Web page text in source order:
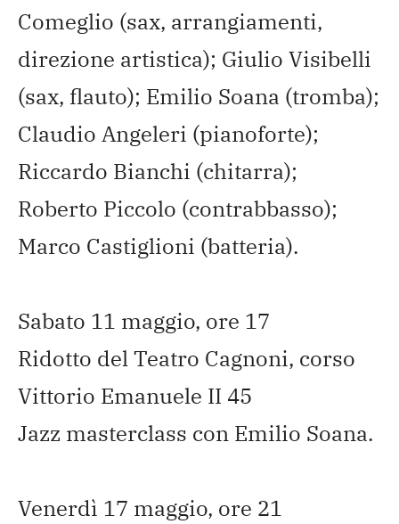
Comeglio (sax, arrangiamenti,
direzione artistica); Giulio Visibelli
(sax, flauto); Emilio Soana (tromba);
Claudio Angeleri (pianoforte);
Riccardo Bianchi (chitarra);
Roberto Piccolo (contrabbasso);
Marco Castiglioni (batteria).
Sabato 11 maggio, ore 17
Ridotto del Teatro Cagnoni, corso
Vittorio Emanuele II 45
Jazz masterclass con Emilio Soana.
Venerdì 17 maggio, ore 21